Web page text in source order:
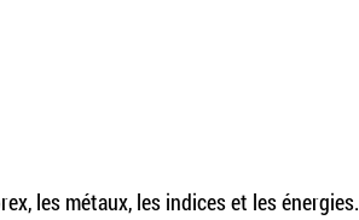
les métaux, les indices et les énergies.